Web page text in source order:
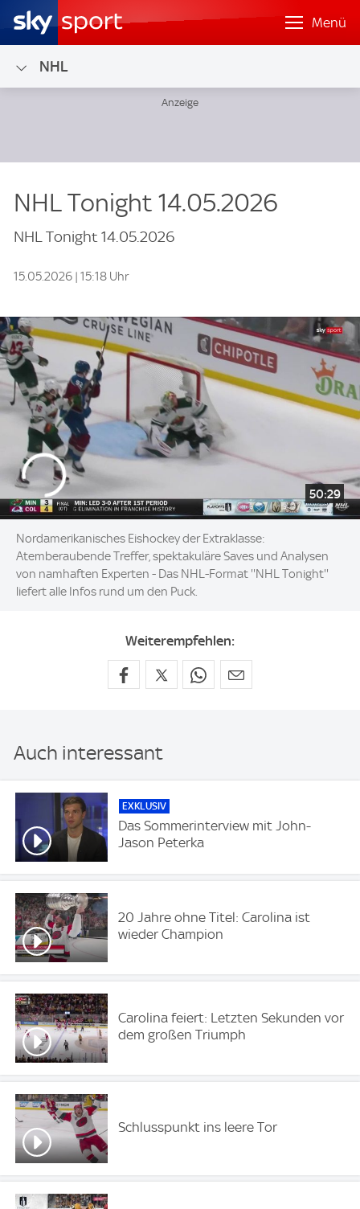
Menü
NHL
NHL Tonight 14.05.2026
NHL Tonight 14.05.2026
15.05.2026 | 15:18 Uhr
50:29
Nordamerikanisches Eishockey der Extraklasse:
Atemberaubende Treffer, spektakuläre Saves und Analysen
von namhaften Experten - Das NHL-Format ''NHL Tonight''
liefert alle Infos rund um den Puck.
Weiterempfehlen:
Auch interessant
EXKLUSIV
Das Sommerinterview mit John-
Jason Peterka
20 Jahre ohne Titel: Carolina ist
wieder Champion
Carolina feiert: Letzten Sekunden vor
dem großen Triumph
Schlusspunkt ins leere Tor